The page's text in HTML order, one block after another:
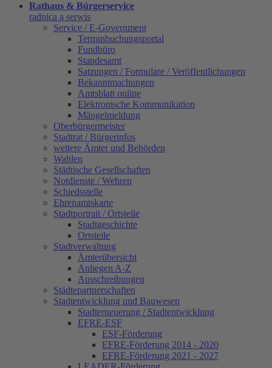
Rathaus & Bürgerservice
radnica a serwis
Service / E-Government
Terminbuchungsportal
Fundbüro
Standesamt
Satzungen / Formulare / Veröffentlichungen
Bekanntmachungen
Amtsblatt online
Elektronische Kommunikation
Mängelmeldung
Oberbürgermeister
Stadtrat / Bürgerinfos
weitere Ämter und Behörden
Wahlen
Städtische Gesellschaften
Notdienste / Wehren
Schiedsstelle
Ehrenamtskarte
Stadtportrait / Ortsteile
Stadtgeschichte
Ortsteile
Stadtverwaltung
Ämterübersicht
Anliegen A-Z
Ausschreibungen
Städtepartnerschaften
Stadtentwicklung und Bauwesen
Stadterneuerung / Stadtentwicklung
EFRE-ESF
ESF-Förderung
EFRE-Förderung 2014 - 2020
EFRE-Förderung 2021 - 2027